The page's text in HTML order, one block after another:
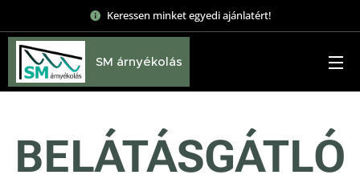
Keressen minket egyedi ajánlatért!
SM árnyékolás
BELÁTÁSGÁTLÓ